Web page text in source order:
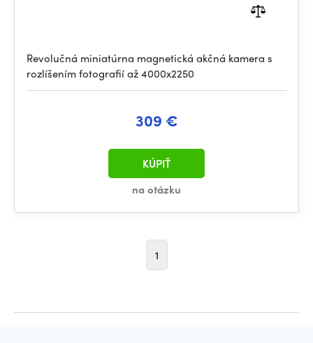
Revolučná miniatúrna magnetická akčná kamera s
rozlíšením fotografií až 4000x2250
309 €
na otázku
KÚPIŤ
1